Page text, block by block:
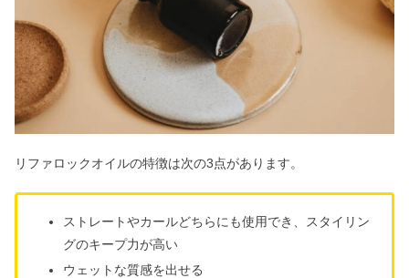
リファロックオイルの特徴は次の3点があります。
ストレートやカールどちらにも使用でき、スタイリン
グのキープ力が高い
ウェットな質感を出せる